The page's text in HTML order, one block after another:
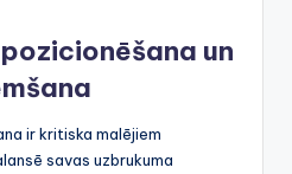
un
ir kritiska malējiem
savas uzbrukuma